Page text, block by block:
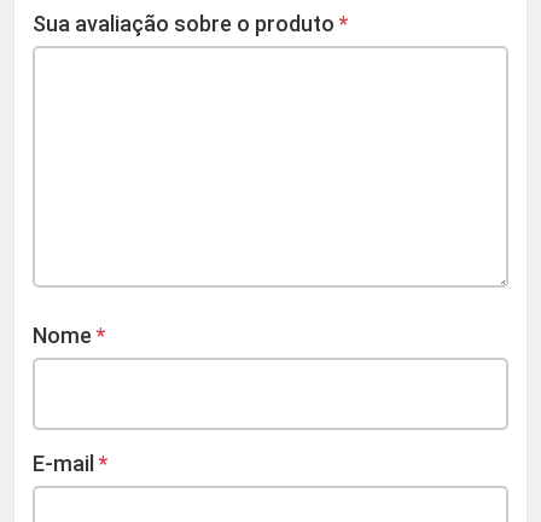
Sua avaliação sobre o produto *
Nome *
E-mail *